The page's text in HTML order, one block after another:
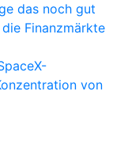
das noch gut
Finanzmärkte
von